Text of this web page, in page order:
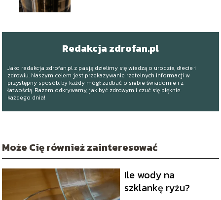
Redakcja zdrofan.pl
Jako redakcja zdrofan.pl z pasją dzielimy się wiedzą o urodzie, diecie i
zdrowiu. Naszym celem jest przekazywanie rzetelnych informacji w
przystępny sposób, by każdy mógł zadbać o siebie świadomie i z
łatwością. Razem odkrywamy, jak być zdrowym i czuć się pięknie
każdego dnia!
Może Cię również zainteresować
Ile wody na
szklankę ryżu?